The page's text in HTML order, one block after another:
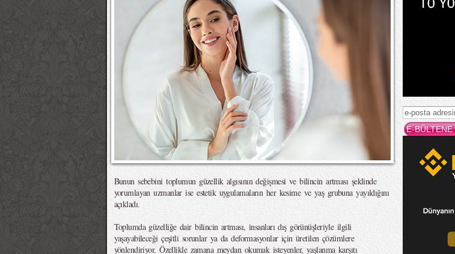
Bunun sebebini toplumun güzellik algısının değişmesi ve bilincin artması şeklinde
yorumlayan uzmanlar ise estetik uygulamaların her kesime ve yaş grubuna yayıldığını
açıkladı.
Toplumda güzelliğe dair bilincin artması, insanları dış görünüşleriyle ilgili
yaşayabileceği çeşitli sorunlar ya da deformasyonlar için üretilen çözümlere
yönlendiriyor. Özellikle zamana meydan okumak isteyenler, yaşlanma karşıtı